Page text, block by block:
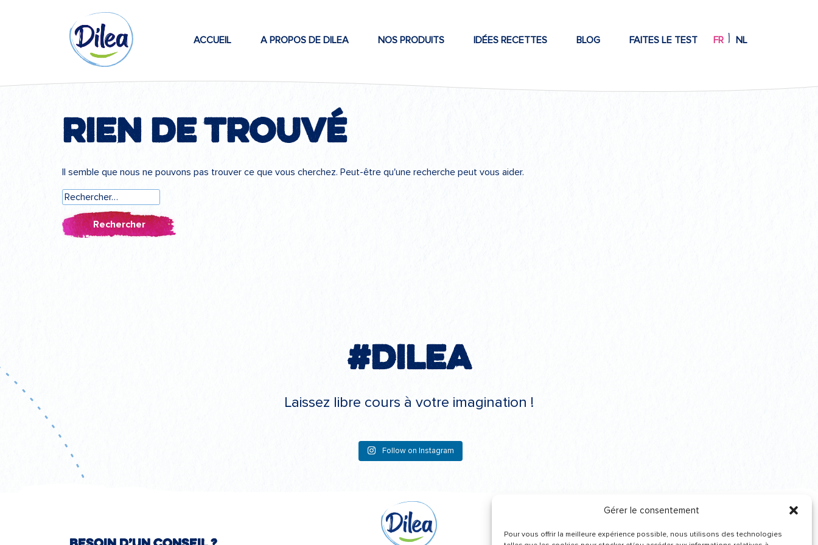
Gérer le consentement
Pour vous offrir la meilleure expérience possible, nous utilisons des technologies
Dilea
Zero
Lactose
ACCUEIL A PROPOS DE DILEA NOS PRODUITS IDÉES RECETTES BLOG FAITES LE TEST FR NL
Rien de trouvé
Il semble que nous ne pouvons pas trouver ce que vous cherchez. Peut-être qu'une recherche peut vous aider.
Rechercher :
#Dilea
Laissez libre cours à votre imagination !
Follow on Instagram